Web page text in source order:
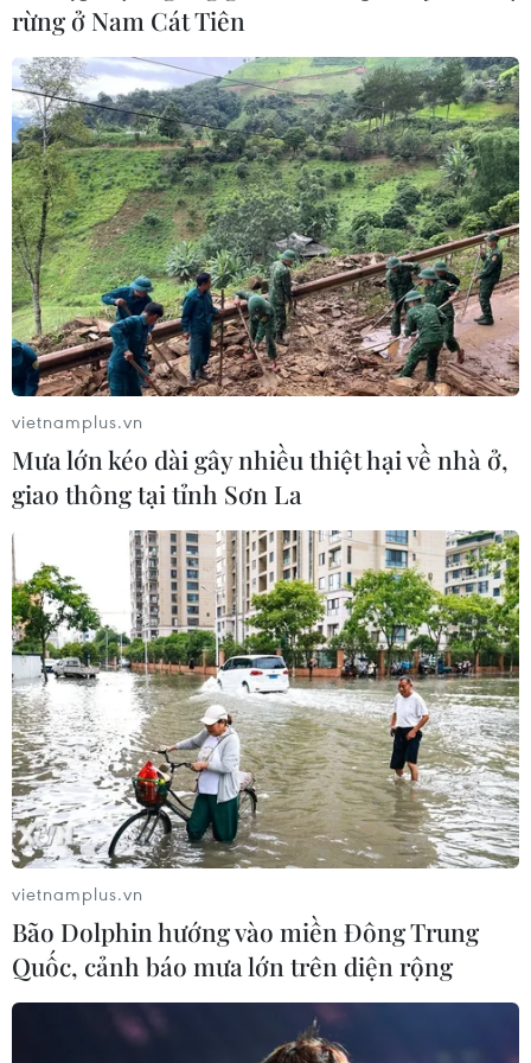
diện
TIN LIÊN QUAN
Kinh tế Gaza có thể thụt lùi nhiều năm do
xung đột Israel-Hamas
24/11/2023 09:30
Tỷ lệ thất nghiệp của Gaza vốn là một trong những mức
cao nhất thế giới với trên 40% và hiện ở mức gần
100%, trong khi các hoạt động kinh tế tại khu vực này
gần như đình trệ.
rừng ở Nam Cát Tiên
vietnamplus.vn
Mưa lớn kéo dài gây nhiều thiệt hại về nhà ở,
giao thông tại tỉnh Sơn La
vietnamplus.vn
Bão Dolphin hướng vào miền Đông Trung
Quốc, cảnh báo mưa lớn trên diện rộng